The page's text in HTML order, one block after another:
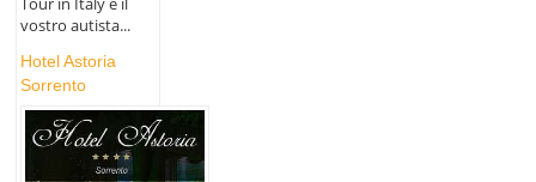
vostro autista...
Hotel Astoria
Sorrento